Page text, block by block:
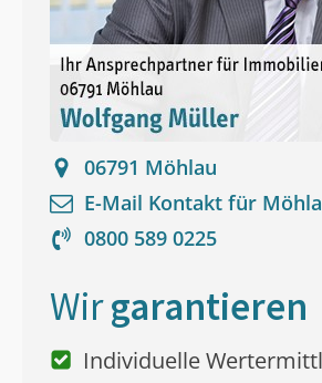
06791 Möhlau
E-Mail Kontakt für
0800 589 0225
Wirgarantieren
Individuelle